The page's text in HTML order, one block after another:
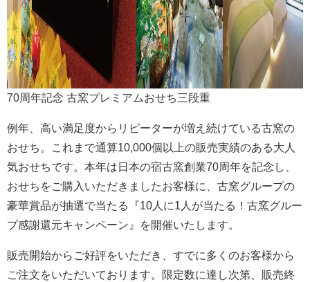
70周年記念 古窯プレミアムおせち三段重
例年、高い満足度からリピーターが増え続けている古窯の
おせち。これまで通算10,000個以上の販売実績のある大人
気おせちです。本年は日本の宿古窯創業70周年を記念し、
おせちをご購入いただきましたお客様に、古窯グループの
豪華賞品が抽選で当たる『10人に1人が当たる！古窯グルー
プ感謝還元キャンペーン』を開催いたします。
販売開始からご好評をいただき、すでに多くのお客様から
ご注文をいただいております。限定数に達し次第、販売終